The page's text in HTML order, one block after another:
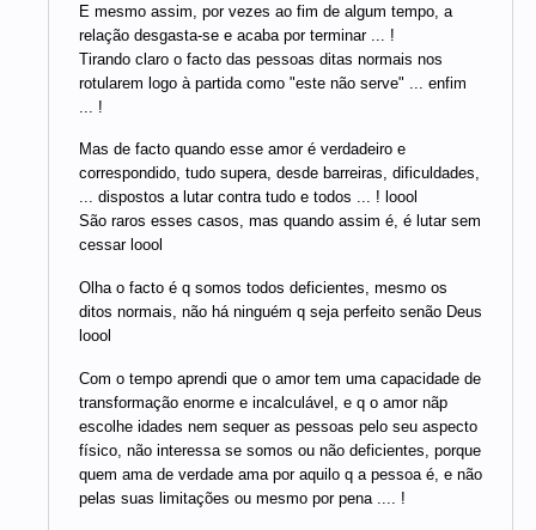
E mesmo assim, por vezes ao fim de algum tempo, a
relação desgasta-se e acaba por terminar ... !
Tirando claro o facto das pessoas ditas normais nos
rotularem logo à partida como "este não serve" ... enfim
... !
Mas de facto quando esse amor é verdadeiro e
correspondido, tudo supera, desde barreiras, dificuldades,
... dispostos a lutar contra tudo e todos ... ! loool
São raros esses casos, mas quando assim é, é lutar sem
cessar loool
Olha o facto é q somos todos deficientes, mesmo os
ditos normais, não há ninguém q seja perfeito senão Deus
loool
Com o tempo aprendi que o amor tem uma capacidade de
transformação enorme e incalculável, e q o amor nãp
escolhe idades nem sequer as pessoas pelo seu aspecto
físico, não interessa se somos ou não deficientes, porque
quem ama de verdade ama por aquilo q a pessoa é, e não
pelas suas limitações ou mesmo por pena .... !